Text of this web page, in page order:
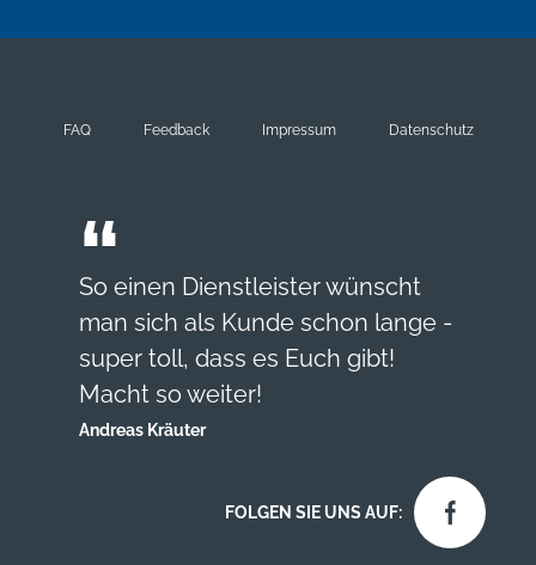
FAQ Feedback Impressum Datenschutz
So einen Dienstleister wünscht
man sich als Kunde schon lange -
super toll, dass es Euch gibt!
Macht so weiter!
Andreas Kräuter
FOLGEN SIE UNS AUF: